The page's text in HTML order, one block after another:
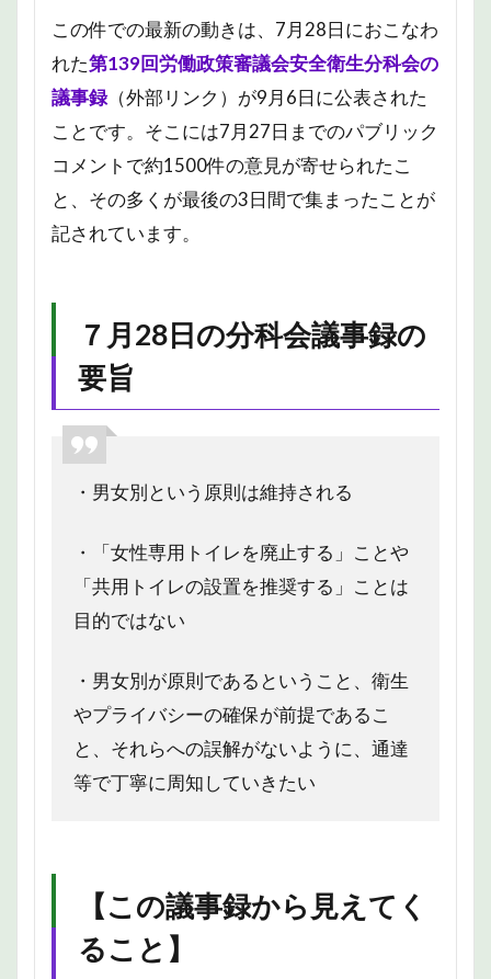
この件での最新の動きは、7月28日におこなわ
れた第139回労働政策審議会安全衛生分科会の
議事録（外部リンク）が9月6日に公表された
ことです。そこには7月27日までのパブリック
コメントで約1500件の意見が寄せられたこ
と、その多くが最後の3日間で集まったことが
記されています。
７月28日の分科会議事録の
要旨
・男女別という原則は維持される
・「女性専用トイレを廃止する」ことや
「共用トイレの設置を推奨する」ことは
目的ではない
・男女別が原則であるということ、衛生
やプライバシーの確保が前提であるこ
と、それらへの誤解がないように、通達
等で丁寧に周知していきたい
【この議事録から見えてく
ること】